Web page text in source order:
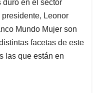
duro en el sector
Leonor
Mundo Mujer son
facetas de este
las que están en